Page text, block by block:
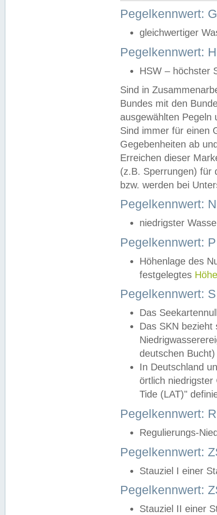
Pegelkennwert:
gleichwertiger
Pegelkennwert:
HSW – höchster
Sind in
Bundes mit den
ausgewählten
Sind immer für einen
Gegebenheiten ab
Erreichen dieser
(z.B. Sperrungen) für
bzw. werden bei
Pegelkennwert:
niedrigster
Pegelkennwert:
Höhenlage des
festgelegtes
Pegelkennwert:
Das
Das SKN
deutschen
In Deutschland
örtlich
Tide (LAT)"
Pegelkennwert:
Regulierungs-
Pegelkennwert:
Stauziel I einer
Pegelkennwert:
Stauziel II einer